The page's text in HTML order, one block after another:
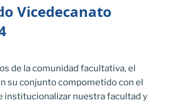
Vicedecanato
de la comunidad facultativa, el
su conjunto compometido con el
institucionalizar nuestra facultad y